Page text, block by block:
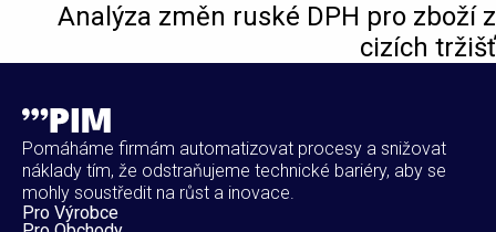
Analýza změn ruské DPH pro zboží z
cizích tržišť
Pomáháme firmám automatizovat procesy a snižovat
náklady tím, že odstraňujeme technické bariéry, aby se
mohly soustředit na růst a inovace.
Pro Výrobce